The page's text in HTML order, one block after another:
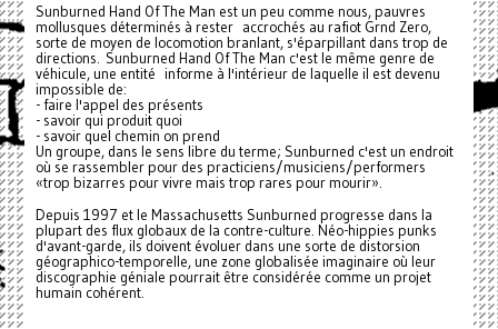
Sunburned Hand Of The Man est un peu comme nous, pauvres
mollusques déterminés à rester accrochés au rafiot Grnd Zero,
sorte de moyen de locomotion branlant, s'éparpillant dans trop de
directions. Sunburned Hand Of The Man c'est le même genre de
véhicule, une entité informe à l'intérieur de laquelle il est devenu
impossible de:
- faire l'appel des présents
- savoir qui produit quoi
- savoir quel chemin on prend
Un groupe, dans le sens libre du terme; Sunburned c'est un endroit
où se rassembler pour des practiciens/musiciens/performers
«trop bizarres pour vivre mais trop rares pour mourir».
Depuis 1997 et le Massachusetts Sunburned progresse dans la
plupart des flux globaux de la contre-culture. Néo-hippies punks
d'avant-garde, ils doivent évoluer dans une sorte de distorsion
géographico-temporelle, une zone globalisée imaginaire où leur
discographie géniale pourrait être considérée comme un projet
humain cohérent.